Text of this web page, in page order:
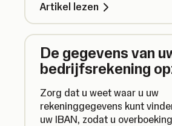
Artikel lezen
De gegevens van
bedrijfsrekening
Zorg dat u weet waar u uw
rekeninggegevens kunt
uw IBAN, zodat u